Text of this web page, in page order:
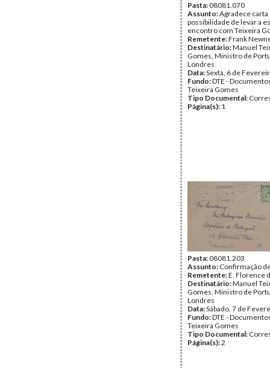
Pasta:08081.070
Assunto:Agradece carta
possibilidade de levar a
encontro com Teixeira
Remetente:Frank
Destinatário:Manuel
Gomes, Ministro de
Londres
Data:Sexta, 6 de
Fundo:DTE -
Teixeira Gomes
Tipo Documental:
Página(s): 1
Pasta:08081.203
Assunto: Confirmação
Remetente:E. Florence
Destinatário:Manuel
Gomes, Ministro de
Londres
Data:Sábado, 7 de
Fundo:DTE -
Teixeira Gomes
Tipo Documental:
Página(s):2